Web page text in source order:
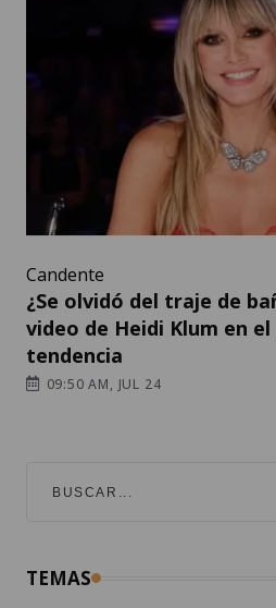
Candente
¿Se olvidó del traje de
video de Heidi Klum en
tendencia
09:50 AM, JUL 24
TEMAS